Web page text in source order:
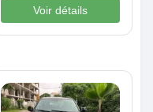
Voir détails